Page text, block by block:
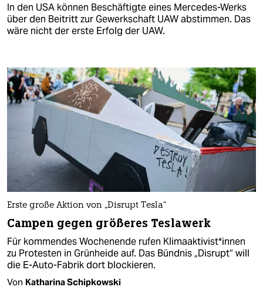
In den USA können Beschäftigte eines Mercedes-Werks
über den Beitritt zur Gewerkschaft UAW abstimmen. Das
wäre nicht der erste Erfolg der UAW.
Erste große Aktion von „Disrupt Tesla“
Campen gegen größeres Teslawerk
Für kommendes Wochenende rufen Kli­ma­ak­ti­vis­t*in­nen
zu Protesten in Grünheide auf. Das Bündnis „Disrupt“ will
die E-Auto-Fabrik dort blockieren.
Von Katharina Schipkowski